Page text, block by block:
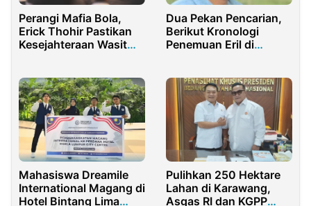
Perangi Mafia Bola,
Erick Thohir Pastikan
Kesejahteraan Wasit
Dua Pekan Pencarian,
Berikut Kronologi
Penemuan Eril di
Mahasiswa Dreamile
International Magang di
Hotel Bintang Lima
Pulihkan 250 Hektare
Lahan di Karawang,
Asgas RI dan KGPP